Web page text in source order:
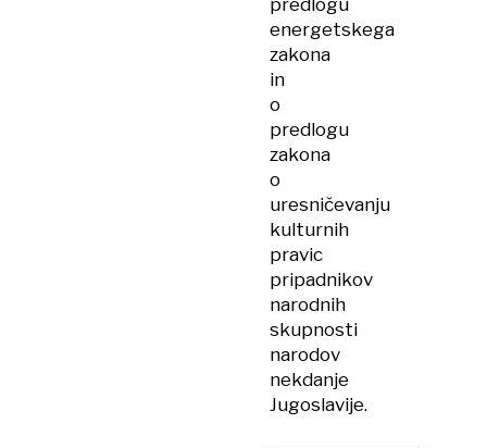
predlogu
energetskega
zakona
in
o
predlogu
zakona
o
uresničevanju
kulturnih
pravic
pripadnikov
narodnih
skupnosti
narodov
nekdanje
Jugoslavije.